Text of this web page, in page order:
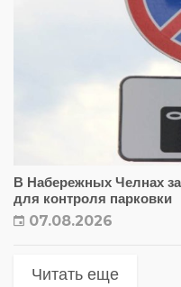
В Набережных Челнах
для контроля парковки
07.08.2026
Читать еще